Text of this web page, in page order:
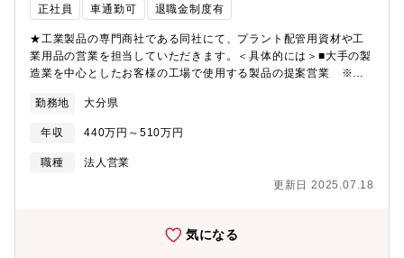
正社員 車通勤可 退職金制度有
★工業製品の専門商社である同社にて、プラント配管用資材や工
業用品の営業を担当していただきます。＜具体的には＞■大手の製
造業を中心としたお客様の工場で使用する製品の提案営業 ※取
■まずは、お客様を訪問し、仕事の話をするだけでなく、日常会話
などを通じて関係性を築いていきます ＜仕事の魅力＞■一回きり
の営業とは違い、長いおつきあいが続きそこから新しいビジネス
チャンスも生まれます■毎日、顧客先を訪問するルート営業のた
を進めることができます。■自社工場での製造、工事もできる：お
「ありがとう」と言われる醍醐味もあります【入社後の流れ】・
本社において数日間、製造の流れや材料について研修・OJT（営
勤務地 大分県
年収 440万円～510万円
職種
法人営業
更新日 2025.07.18
気になる